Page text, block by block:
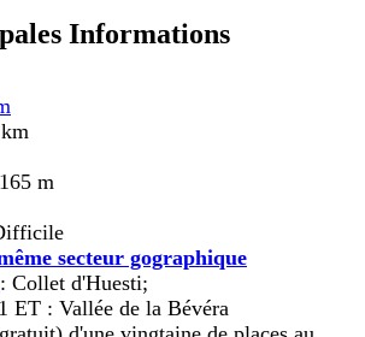
Informations
m
secteur gographique
: Collet d'Huesti;
ET : Vallée de la Bévéra